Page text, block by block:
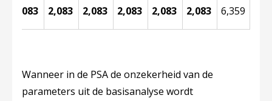
2,083 2,083 2,083 2,083 2,083 2,083 6,359
Wanneer in de PSA de onzekerheid van de
parameters uit de basisanalyse wordt